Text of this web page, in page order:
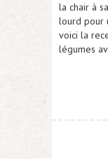
la chair à
lourd pour
voici la
légumes